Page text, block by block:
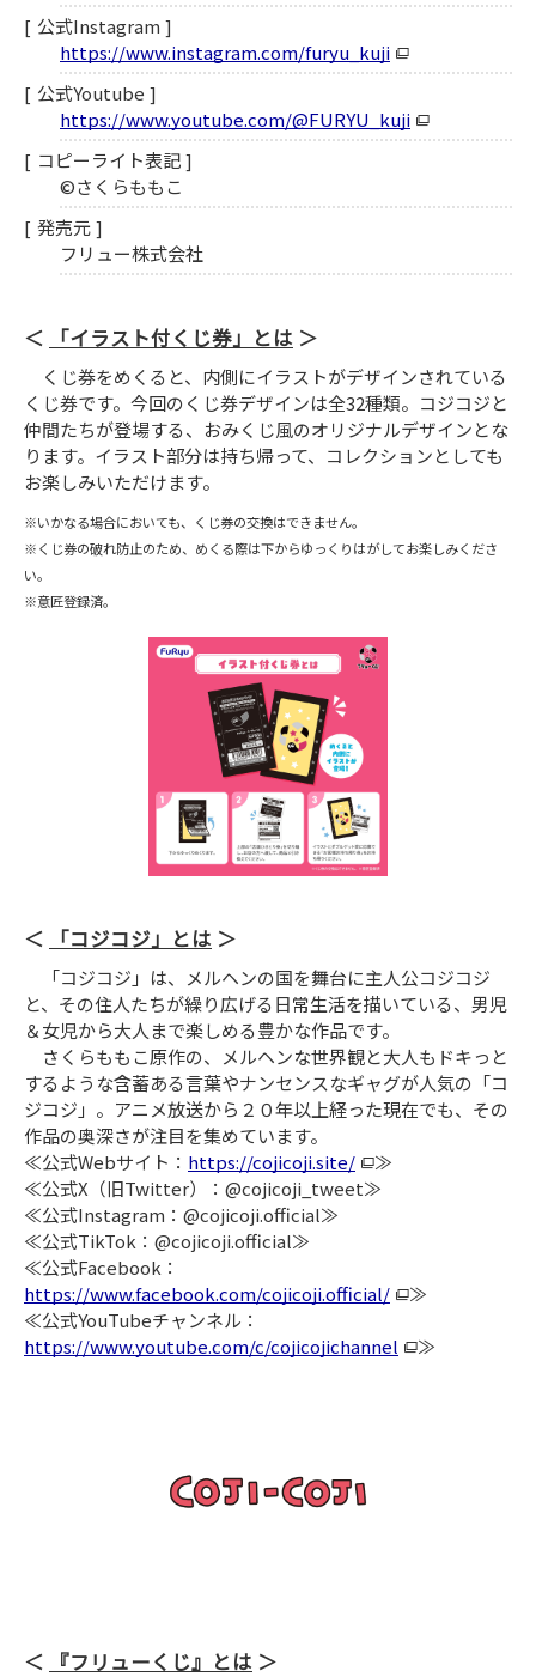
公式Instagram
https://www.instagram.com/furyu_kuji
公式Youtube
https://www.youtube.com/@FURYU_kuji
コピーライト表記
©さくらももこ
発売元
フリュー株式会社
「イラスト付くじ券」とは
くじ券をめくると、内側にイラストがデザインされている
くじ券です。今回のくじ券デザインは全32種類。コジコジと
仲間たちが登場する、おみくじ風のオリジナルデザインとな
ります。イラスト部分は持ち帰って、コレクションとしても
お楽しみいただけます。
※いかなる場合においても、くじ券の交換はできません。
※くじ券の破れ防止のため、めくる際は下からゆっくりはがしてお楽しみくださ
い。
※意匠登録済。
「コジコジ」とは
「コジコジ」は、メルヘンの国を舞台に主人公コジコジ
と、その住人たちが繰り広げる日常生活を描いている、男児
＆女児から大人まで楽しめる豊かな作品です。
さくらももこ原作の、メルヘンな世界観と大人もドキっと
するような含蓄ある言葉やナンセンスなギャグが人気の「コ
ジコジ」。アニメ放送から２０年以上経った現在でも、その
作品の奥深さが注目を集めています。
≪公式Webサイト： https://cojicoji.site/
≫
≪公式X（旧Twitter）：@cojicoji_tweet≫
≪公式Instagram：@cojicoji.official≫
≪公式TikTok：@cojicoji.official≫
≪公式Facebook：
https://www.facebook.com/cojicoji.official/
≫
≪公式YouTubeチャンネル：
https://www.youtube.com/c/cojicojichannel
≫
『フリューくじ』とは